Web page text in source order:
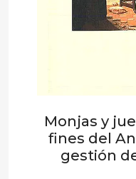
Monjas y
fines del
gestión